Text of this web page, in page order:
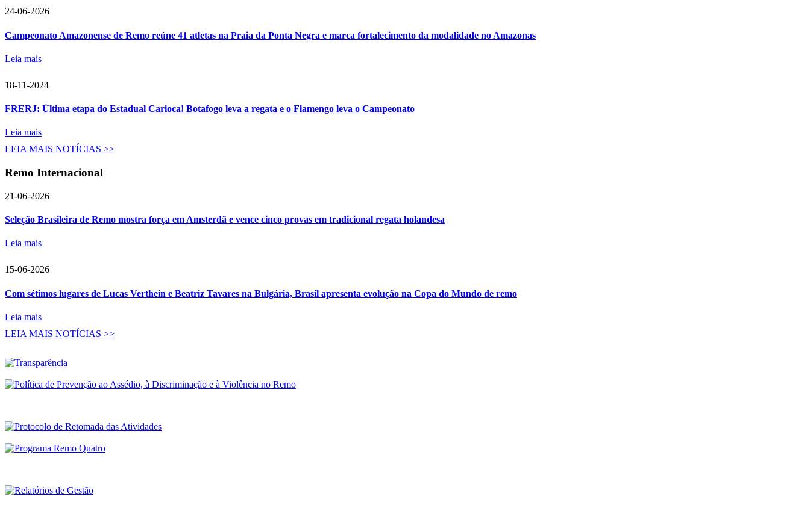
CBR lança área de transparência no site com histórico de
24-06-2026
Campeonato Amazonense de Remo reúne 41 atletas na Praia da Ponta Negra e marca fortalecimento da modalidade no Amazonas
Leia mais
18-11-2024
FRERJ: Última etapa do Estadual Carioca! Botafogo leva a regata e o Flamengo leva o Campeonato
Leia mais
LEIA MAIS NOTÍCIAS >>
Remo Internacional
21-06-2026
Seleção Brasileira de Remo mostra força em Amsterdã e vence cinco provas em tradicional regata holandesa
Leia mais
15-06-2026
Com sétimos lugares de Lucas Verthein e Beatriz Tavares na Bulgária, Brasil apresenta evolução na Copa do Mundo de remo
Leia mais
LEIA MAIS NOTÍCIAS >>